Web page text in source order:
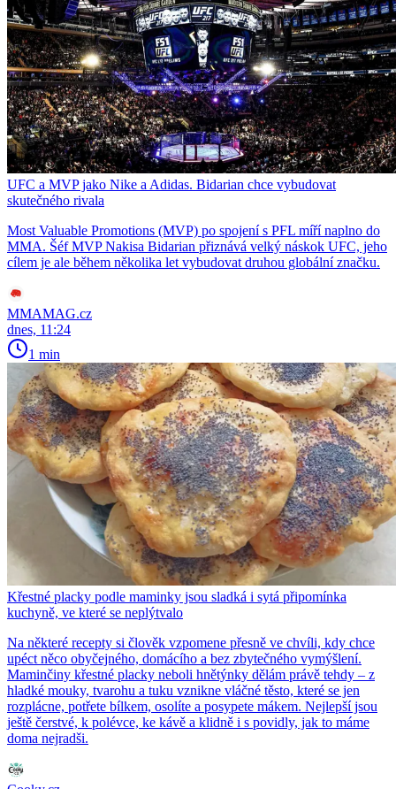
UFC a MVP jako Nike a Adidas. Bidarian chce vybudovat
skutečného rivala
Most Valuable Promotions (MVP) po spojení s PFL míří naplno do
MMA. Šéf MVP Nakisa Bidarian přiznává velký náskok UFC, jeho
cílem je ale během několika let vybudovat druhou globální značku.
MMAMAG.cz
dnes, 11:24
1 min
Křestné placky podle maminky jsou sladká i sytá připomínka
kuchyně, ve které se neplýtvalo
Na některé recepty si člověk vzpomene přesně ve chvíli, kdy chce
upéct něco obyčejného, domácího a bez zbytečného vymýšlení.
Maminčiny křestné placky neboli hnětýnky dělám právě tehdy – z
hladké mouky, tvarohu a tuku vznikne vláčné těsto, které se jen
rozplácne, potřete bílkem, osolíte a posypete mákem. Nejlepší jsou
ještě čerstvé, k polévce, ke kávě a klidně i s povidly, jak to máme
doma nejradši.